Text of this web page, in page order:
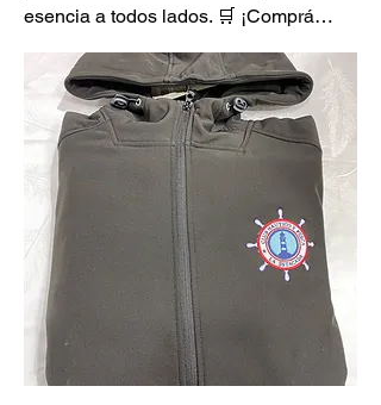
esencia a todos lados. 🛒 ¡Comprá